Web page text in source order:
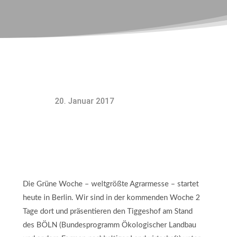
20. Januar 2017
Die Grüne Woche – weltgrößte Agrarmesse – startet
heute in Berlin. Wir sind in der kommenden Woche 2
Tage dort und präsentieren den Tiggeshof am Stand
des BÖLN (Bundesprogramm Ökologischer Landbau